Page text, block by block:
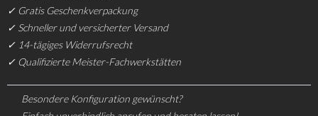
✓ Gratis Geschenkverpackung
✓ Schneller und versicherter Versand
✓ 14-tägiges Widerrufsrecht
✓ Qualifizierte Meister-Fachwerkstätten
Besondere Konfiguration gewünscht?